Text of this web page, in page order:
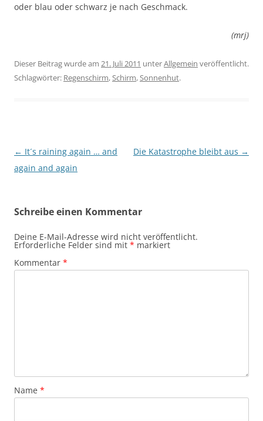
oder blau oder schwarz je nach Geschmack.
(mrj)
Dieser Beitrag wurde am 21. Juli 2011 unterAllgemein veröffentlicht.
Schlagwörter: Regenschirm,Schirm,Sonnenhut.
Beitragsnavigation
← It´s raining again … and
again and again
Die Katastrophe bleibt aus →
Schreibe einen Kommentar
Deine E-Mail-Adresse wird nicht veröffentlicht.
Erforderliche Felder sind mit * markiert
Kommentar *
Name *